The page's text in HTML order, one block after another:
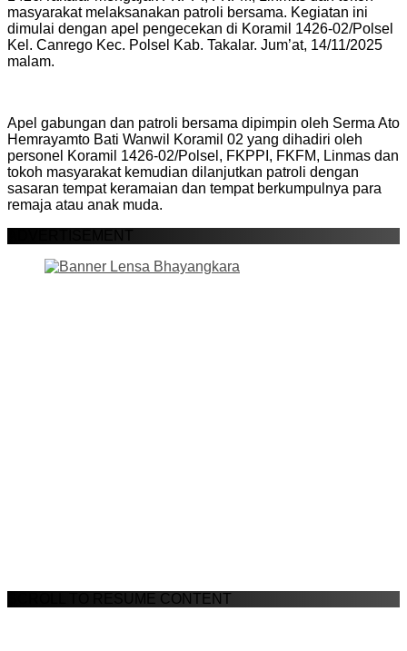
masyarakat melaksanakan patroli bersama. Kegiatan ini
dimulai dengan apel pengecekan di Koramil 1426-02/Polsel
Kel. Canrego Kec. Polsel Kab. Takalar. Jum’at, 14/11/2025
malam.
Apel gabungan dan patroli bersama dipimpin oleh Serma Ato
Hemrayamto Bati Wanwil Koramil 02 yang dihadiri oleh
personel Koramil 1426-02/Polsel, FKPPI, FKFM, Linmas dan
tokoh masyarakat kemudian dilanjutkan patroli dengan
sasaran tempat keramaian dan tempat berkumpulnya para
remaja atau anak muda.
ADVERTISEMENT
SCROLL TO RESUME CONTENT